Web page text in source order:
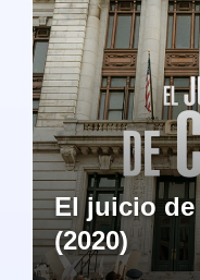
El juicio de
(2020)